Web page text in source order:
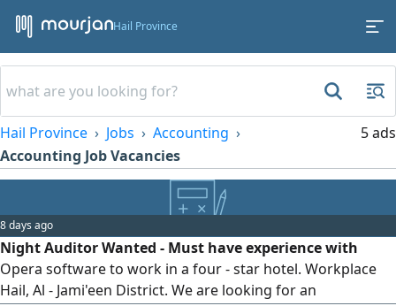
Hail Province
Hail Province Jobs
Accounting
Accounting Job Vacancies
5 ads
8 days ago
Night Auditor Wanted - Must have experience with
Opera software to work in a four - star hotel. Workplace
Hail, Al - Jami'een District. We are looking for an